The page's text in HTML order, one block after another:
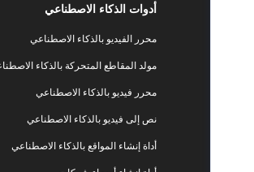
أدوات الذكاء الاصطناعي
محرر الفيديو بالذكاء الاصطناعي
مولد المقاطع المتحركة بالذكاء الاصطناعي
محرر فيديو بالذكاء الاصطناعي
نص إلى فيديو بالذكاء الاصطناعي
أداة إنشاء المواقع بالذكاء الاصطناعي